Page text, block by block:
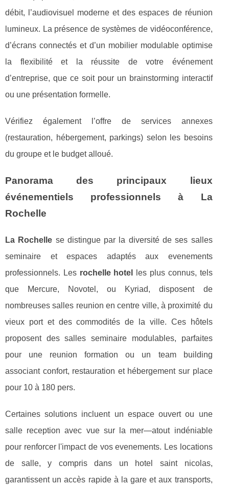
débit, l’audiovisuel moderne et des espaces de réunion
lumineux. La présence de systèmes de vidéoconférence,
d’écrans connectés et d’un mobilier modulable optimise
la flexibilité et la réussite de votre événement
d’entreprise, que ce soit pour un brainstorming interactif
ou une présentation formelle.
Vérifiez également l’offre de services annexes
(restauration, hébergement, parkings) selon les besoins
du groupe et le budget alloué.
Panorama des principaux lieux
événementiels professionnels à La
Rochelle
La Rochelle se distingue par la diversité de ses salles
seminaire et espaces adaptés aux evenements
professionnels. Les rochelle hotel
les plus connus, tels
que Mercure, Novotel, ou Kyriad, disposent de
nombreuses salles reunion en centre ville, à proximité du
vieux port et des commodités de la ville. Ces hôtels
proposent des salles seminaire modulables, parfaites
pour une reunion formation ou un team building
associant confort, restauration et hébergement sur place
pour 10 à 180 pers.
Certaines solutions incluent un espace ouvert ou une
salle reception avec vue sur la mer—atout indéniable
pour renforcer l'impact de vos evenements. Les locations
de salle, y compris dans un hotel saint nicolas,
garantissent un accès rapide à la gare et aux transports,